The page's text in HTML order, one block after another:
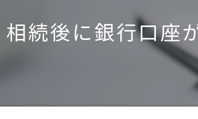
相続後に銀行口座